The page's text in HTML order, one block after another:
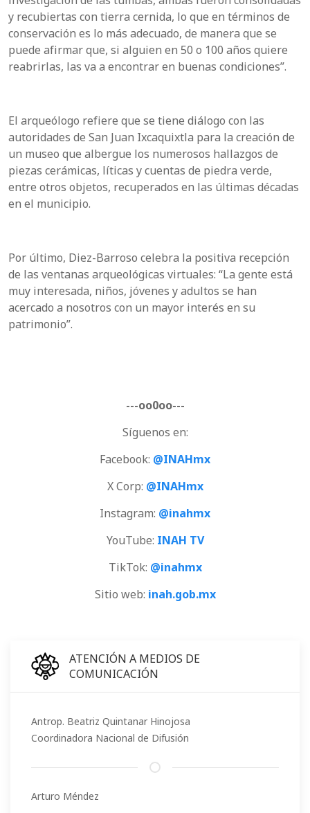
y recubiertas con tierra cernida, lo que en términos de
conservación es lo más adecuado, de manera que se
puede afirmar que, si alguien en 50 o 100 años quiere
reabrirlas, las va a encontrar en buenas condiciones”.
El arqueólogo refiere que se tiene diálogo con las
autoridades de San Juan Ixcaquixtla para la creación de
un museo que albergue los numerosos hallazgos de
piezas cerámicas, líticas y cuentas de piedra verde,
entre otros objetos, recuperados en las últimas décadas
en el municipio.
Por último, Diez-Barroso celebra la positiva recepción
de las ventanas arqueológicas virtuales: “La gente está
muy interesada, niños, jóvenes y adultos se han
acercado a nosotros con un mayor interés en su
patrimonio”.
---oo0oo---
Síguenos en:
Facebook: @INAHmx
X Corp: @INAHmx
Instagram: @inahmx
YouTube: INAH TV
TikTok: @inahmx
Sitio web: inah.gob.mx
ATENCIÓN A MEDIOS DE
COMUNICACIÓN
Antrop. Beatriz Quintanar Hinojosa
Coordinadora Nacional de Difusión
Arturo Méndez